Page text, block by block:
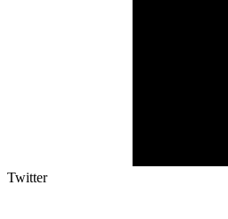
Twitter